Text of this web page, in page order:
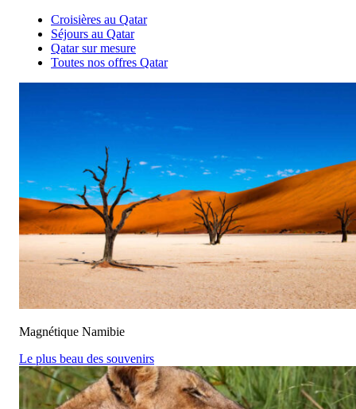
Croisières au Qatar
Séjours au Qatar
Qatar sur mesure
Toutes nos offres Qatar
Magnétique Namibie
Le plus beau des souvenirs